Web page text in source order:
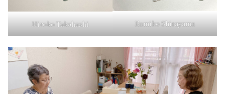
Hiroko Takahashi Kumiko Shirayama